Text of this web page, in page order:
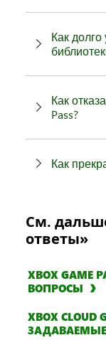
Как
Как
Pass?
Как
См.
ответы»
XBOX GAME
ВОПРОСЫ
XBOX CLOUD